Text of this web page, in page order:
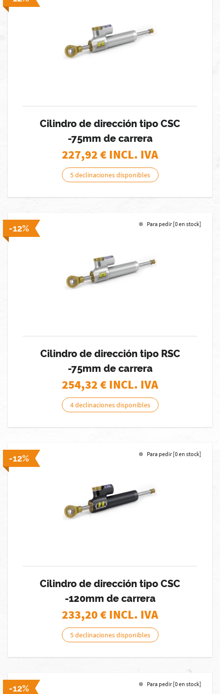
Cilindro de dirección tipo CSC
-75mm de carrera
227,92€ INCL. IVA
5 declinaciones disponibles
-12% Para pedir [0 en stock]
Cilindro de dirección tipo RSC
-75mm de carrera
254,32€ INCL. IVA
4 declinaciones disponibles
-12% Para pedir [0 en stock]
Cilindro de dirección tipo CSC
-120mm de carrera
233,20€ INCL. IVA
5 declinaciones disponibles
-12% Para pedir [0 en stock]